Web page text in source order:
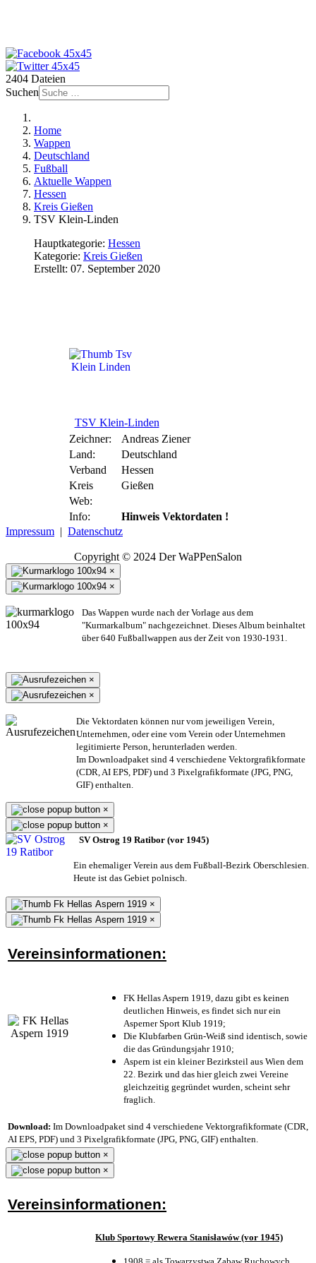
2404 Dateien
Suchen
Home
Wappen
Deutschland
Fußball
Aktuelle Wappen
Hessen
Kreis Gießen
TSV Klein-Linden
Hauptkategorie: Hessen
Kategorie: Kreis Gießen
Erstellt: 07. September 2020
TSV Klein-Linden
Zeichner:
Andreas Ziener
Land:
Deutschland
Verband
Hessen
Kreis
Gießen
Web:
Info:
Hinweis Vektordaten !
Impressum | Datenschutz
Copyright © 2024 Der WaPPenSalon
×
×
Das Wappen wurde nach der Vorlage aus dem
"Kurmarkalbum" nachgezeichnet. Dieses Album beinhaltet
über 640 Fußballwappen aus der Zeit von 1930-1931.
×
×
Die Vektordaten können nur vom jeweiligen Verein,
Unternehmen, oder eine vom Verein oder Unternehmen
legitimierte Person, herunterladen werden.
Im Downloadpaket sind 4 verschiedene Vektorgrafikformate
(CDR, AI EPS, PDF) und 3 Pixelgrafikformate (JPG, PNG,
GIF) enthalten.
×
×
SV Ostrog 19 Ratibor (vor 1945)
Ein ehemaliger Verein aus dem Fußball-Bezirk Oberschlesien.
Heute ist das Gebiet polnisch.
×
×
Vereinsinformationen:
FK Hellas Aspern 1919, dazu gibt es keinen
deutlichen Hinweis, es findet sich nur ein
Asperner Sport Klub 1919;
Die Klubfarben Grün-Weiß sind identisch, sowie
die das Gründungsjahr 1910;
Aspern ist ein kleiner Bezirksteil aus Wien dem
22. Bezirk und das hier gleich zwei Vereine
gleichzeitig gegründet wurden, scheint sehr
fraglich.
Download: Im Downloadpaket sind 4 verschiedene Vektorgrafikformate (CDR,
AI EPS, PDF) und 3 Pixelgrafikformate (JPG, PNG, GIF) enthalten.
×
×
Vereinsinformationen:
Klub Sportowy Rewera Stanisławów (vor 1945)